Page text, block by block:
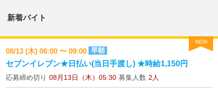
新着バイト
NEW
08/13 (木) 06:00 〜 09:00 早朝
セブンイレブン★日払い(当日手渡し) ★時給1,150円
応募締め切り 08月13日（木）05:30 募集人数 2人